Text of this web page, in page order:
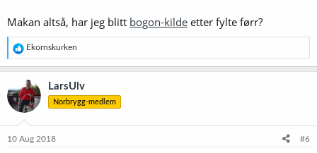
Makan altså, har jeg blitt bogon-kilde etter fylte førr?
R
e
a
k
s
j
o
e
Ekornskurken
LarsUlv
Norbrygg-medlem
10 Aug 2018 #6